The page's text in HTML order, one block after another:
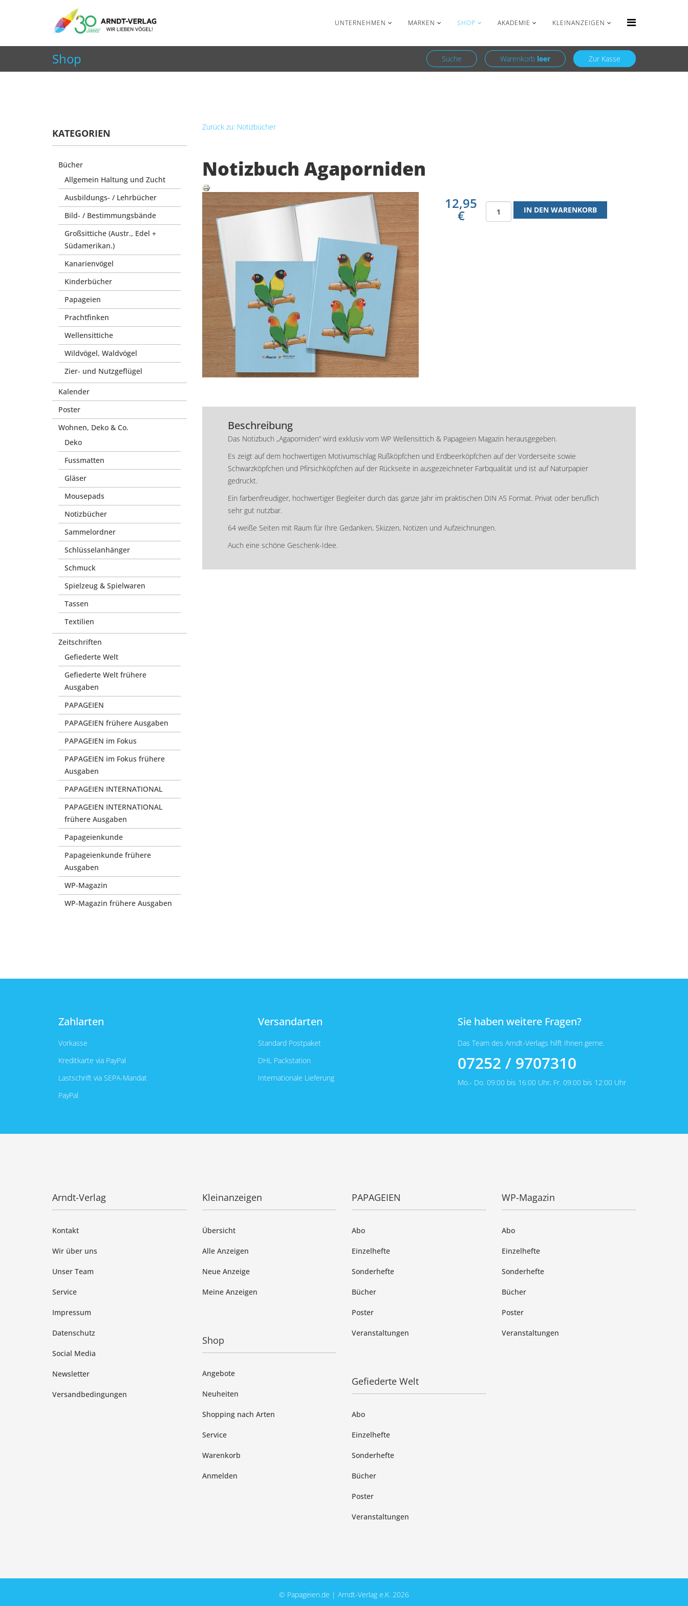
+49 7252 9707310
UNTERNEHMEN MARKEN SHOP AKADEMIE KLEINANZEIGEN
Shop Suche Warenkorb leer Zur Kasse
Aktuelle Seite:
KATEGORIEN
Bücher
Allgemein Haltung und Zucht
Ausbildungs- / Lehrbücher
Bild- / Bestimmungsbände
Großsittiche (Austr., Edel +
Südamerikan.)
Kanarienvögel
Kinderbücher
Papageien
Prachtfinken
Wellensittiche
Wildvögel, Waldvögel
Zier- und Nutzgeflügel
Kalender
Poster
Wohnen, Deko & Co.
Deko
Fussmatten
Gläser
Mousepads
Notizbücher
Sammelordner
Schlüsselanhänger
Schmuck
Spielzeug & Spielwaren
Tassen
Textilien
Zeitschriften
Gefiederte Welt
Gefiederte Welt frühere
Ausgaben
PAPAGEIEN
PAPAGEIEN frühere Ausgaben
PAPAGEIEN im Fokus
PAPAGEIEN im Fokus frühere
Ausgaben
PAPAGEIEN INTERNATIONAL
PAPAGEIEN INTERNATIONAL
frühere Ausgaben
Papageienkunde
Papageienkunde frühere
Ausgaben
WP-Magazin
WP-Magazin frühere Ausgaben
Zurück zu: Notizbücher
Notizbuch Agaporniden
12,95
€
Beschreibung
Das Notizbuch „Agaporniden“ wird exklusiv vom WP Wellensittich & Papageien Magazin herausgegeben.
Es zeigt auf dem hochwertigen Motivumschlag Rußköpfchen und Erdbeerköpfchen auf der Vorderseite sowie
Schwarzköpfchen und Pfirsichköpfchen auf der Rückseite in ausgezeichneter Farbqualität und ist auf Naturpapier
gedruckt.
Ein farbenfreudiger, hochwertiger Begleiter durch das ganze Jahr im praktischen DIN A5 Format. Privat oder beruflich
sehr gut nutzbar.
64 weiße Seiten mit Raum für Ihre Gedanken, Skizzen, Notizen und Aufzeichnungen.
Auch eine schöne Geschenk-Idee.
Zahlarten
Vorkasse
Kreditkarte via PayPal
Lastschrift via SEPA-Mandat
PayPal
Versandarten
Standard Postpaket
DHL Packstation
Internationale Lieferung
Sie haben weitere Fragen?
Das Team des Arndt-Verlags hilft Ihnen gerne.
07252 / 9707310
Mo.- Do. 09:00 bis 16:00 Uhr, Fr. 09:00 bis 12:00 Uhr
Arndt-Verlag
Kontakt
Wir über uns
Unser Team
Service
Impressum
Datenschutz
Social Media
Newsletter
Versandbedingungen
Kleinanzeigen
Übersicht
Alle Anzeigen
Neue Anzeige
Meine Anzeigen
Shop
Angebote
Neuheiten
Shopping nach Arten
Service
Warenkorb
Anmelden
PAPAGEIEN
Abo
Einzelhefte
Sonderhefte
Bücher
Poster
Veranstaltungen
Gefiederte Welt
Abo
Einzelhefte
Sonderhefte
Bücher
Poster
Veranstaltungen
WP-Magazin
Abo
Einzelhefte
Sonderhefte
Bücher
Poster
Veranstaltungen
© Papageien.de | Arndt-Verlag e.K. 2026